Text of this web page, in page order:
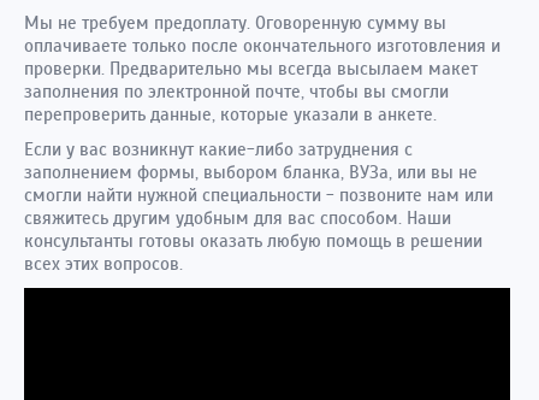
Мы не требуем предоплату. Оговоренную сумму вы
оплачиваете только после окончательного изготовления и
проверки. Предварительно мы всегда высылаем макет
заполнения по электронной почте, чтобы вы смогли
перепроверить данные, которые указали в анкете.
Если у вас возникнут какие-либо затруднения с
заполнением формы, выбором бланка, ВУЗа, или вы не
смогли найти нужной специальности - позвоните нам или
свяжитесь другим удобным для вас способом. Наши
консультанты готовы оказать любую помощь в решении
всех этих вопросов.